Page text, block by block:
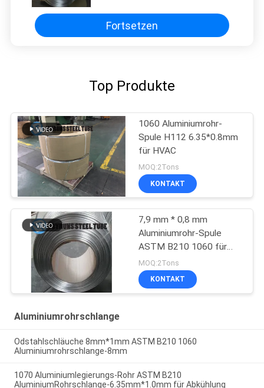
Fortsetzen
Top Produkte
1060 Aluminiumrohr-
Spule H112 6.35*0.8mm
für HVAC
MOQ:2Tons
KONTAKT
7,9 mm * 0,8 mm
Aluminiumrohr-Spule
ASTM B210 1060 für
Verdampfer
MOQ:2Tons
KONTAKT
Aluminiumrohrschlange
Odstahlschläuche 8mm*1mm ASTM B210 1060
Aluminiumrohrschlange-8mm
1070 Aluminiumlegierungs-Rohr ASTM B210
AluminiumRohrschlange-6.35mm*1.0mm für Abkühlung